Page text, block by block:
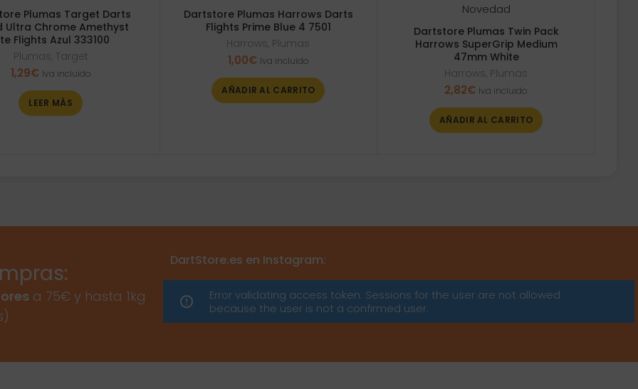
Plumas Target Darts
Ultra Chrome Amethyst
Flights Azul 333100
Plumas, Target
1,29€ Iva incluido
LEER MÁS
Dartstore Plumas Harrows Darts
Flights Prime Blue 4 7501
Harrows, Plumas
1,00€ Iva incluido
AÑADIR AL CARRITO
Novedad
Dartstore Plumas Twin Pack
Harrows SuperGrip Medium
47mm White
Harrows, Plumas
2,82€ Iva incluido
AÑADIR AL CARRITO
a 75€ y hasta 1kg
DartStore.es en Instagram:
Error validating access token: Sessions for the user are not allowed
because the user is not a confirmed user.